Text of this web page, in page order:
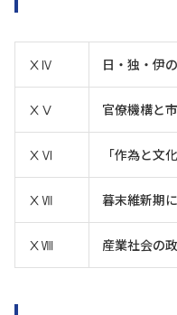
ⅩⅣ 日・独・伊
ⅩⅤ 官僚機構と
ⅩⅥ 「作為と文
ⅩⅦ 暮末維新期
ⅩⅧ 産業社会の